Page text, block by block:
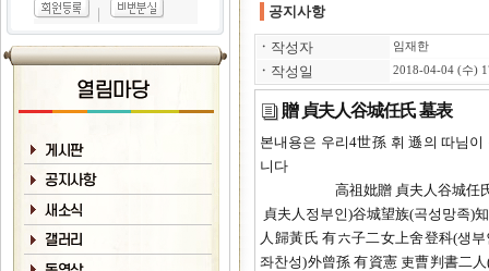
공지사항
ㆍ 작성자 임재한
ㆍ 작성일 2018-04-04 (수)
贈 貞夫人谷城任氏 墓表
본내용은 우리4世孫 휘 遜의 따님
니다
高祖妣贈 貞夫人谷城任氏墓
貞夫人정부인)谷城望族(곡성망족)
人歸黃氏 有六子二女上舍登科(생
좌찬성)外曾孫 有資憲 吏曹判書二